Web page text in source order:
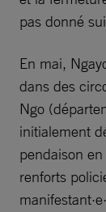
pas donné
En mai,
dans des
Ngo
initialement
pendaison
renforts